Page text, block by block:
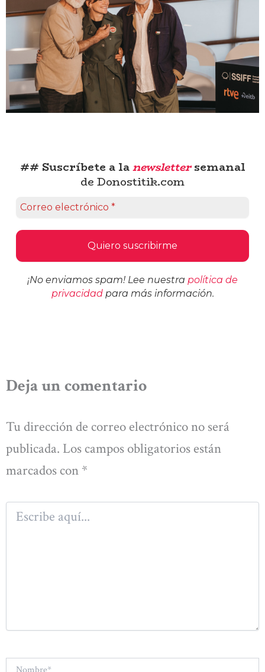
## Suscríbete a lanewslettersemanal
de Donostitik.com
¡No enviamos spam! Lee nuestra política de
privacidadpara más información.
Deja un comentario
Tu dirección de correo electrónico no será
publicada. Los campos obligatorios están
marcados con *
Escribe
aquí...